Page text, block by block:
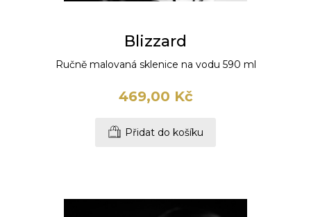
Blizzard
Ručně malovaná sklenice na vodu 590 ml
469,00 Kč
Přidat do košíku